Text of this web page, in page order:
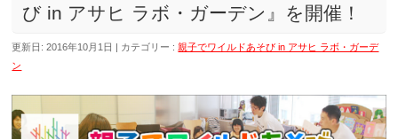
び in アサヒ ラボ・ガーデン』を開催！
更新日: 2016年10月1日 カテゴリー :親子でワイルドあそび in アサヒ ラボ・ガーデ
ン